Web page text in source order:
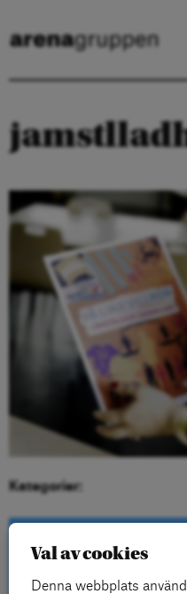
Kategorier:
Kontakta
Val av cookies
Denna webbplats